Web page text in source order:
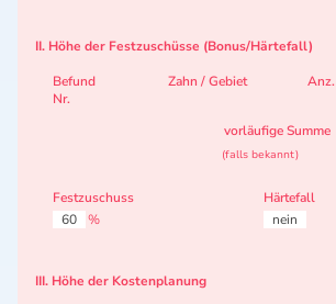
II. Höhe der Festzuschüsse (Bonus/Härtefall)
Befund
Nr.
Zahn / Gebiet Anz.
vorläufige Summe
(falls bekannt)
Festzuschuss
60
%
Härtefall
nein
III. Höhe der Kostenplanung